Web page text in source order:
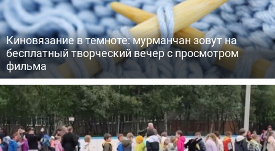
Киновязание в темноте: мурманчан зовут на
бесплатный творческий вечер с просмотром
фильма